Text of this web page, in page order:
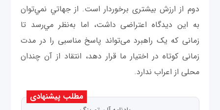
دوم از ارزش بیشتری برخوردار است. از جهاتي نمي‌توان
به این دیدگاه اعتراضی داشت، اما به‌نظر مي‌رسد تا
زمانی که یک راهبرد می‌تواند پاسخ مناسبی را در مدت
زمانی کوتاه در اختیار ما قرار دهد، انتقاد از آن چندان
محلی از اعراب ندارد.
مطلب پیشنهادی